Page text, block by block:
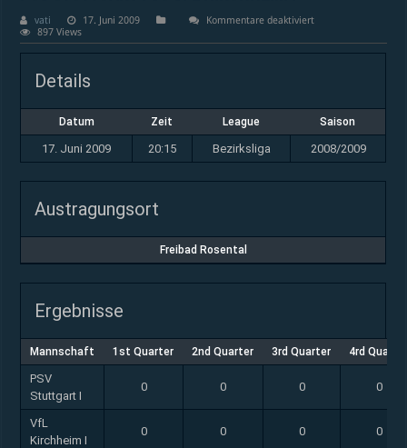
vati 17. Juni 2009 Kommentare deaktiviertfür
Stuttgart
I
897 Views
Details
Datum Zeit League Saison
17. Juni 2009 20:15 Bezirksliga 2008/2009
Austragungsort
Freibad Rosental
Ergebnisse
Mannschaft 1st Quarter 2nd Quarter 3rd Quarter 4rd
PSV
Stuttgart I
0 0 0 0
VfL
Kirchheim I
0 0 0 0